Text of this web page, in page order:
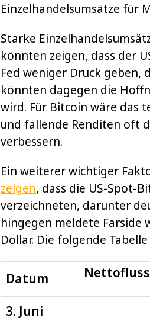
Einzelhandelsumsätze für
Starke
könnten zeigen, dass der
Fed weniger Druck geben,
könnten dagegen die
wird. Für Bitcoin wäre das
und fallende Renditen oft
verbessern.
Ein weiterer wichtiger
zeigen, dass die US-Spot-
verzeichneten, darunter
hingegen meldete Farside
Dollar. Die folgende
Datum
3. Juni